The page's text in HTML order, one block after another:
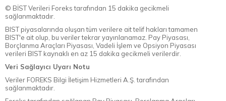
© BİST Verileri Foreks tarafından 15 dakika gecikmeli
sağlanmaktadır.
BIST piyasalarında oluşan tüm verilere ait telif hakları tamamen
BIST'e ait olup, bu veriler tekrar yayınlanamaz. Pay Piyasası,
Borçlanma Araçları Piyasası, Vadeli İşlem ve Opsiyon Piyasası
verileri BIST kaynaklı en az 15 dakika gecikmeli verilerdir.
Veri Sağlayıcı Uyarı Notu
Veriler FOREKS Bilgi İletişim Hizmetleri A.Ş. tarafından
sağlanmaktadır.